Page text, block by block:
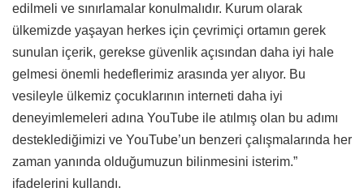
edilmeli ve sınırlamalar konulmalıdır. Kurum olarak
ülkemizde yaşayan herkes için çevrimiçi ortamın gerek
sunulan içerik, gerekse güvenlik açısından daha iyi hale
gelmesi önemli hedeflerimiz arasında yer alıyor. Bu
vesileyle ülkemiz çocuklarının interneti daha iyi
deneyimlemeleri adına YouTube ile atılmış olan bu adımı
desteklediğimizi ve YouTube’un benzeri çalışmalarında her
zaman yanında olduğumuzun bilinmesini isterim.”
ifadelerini kullandı.